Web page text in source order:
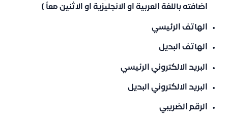
اضافته باللغة العربية او الانجليزية او الاثنين معاً )
الهاتف الرئيسي
الهاتف البديل
البريد الالكتروني الرئيسي
البريد الالكتروني البديل
الرقم الضريبي